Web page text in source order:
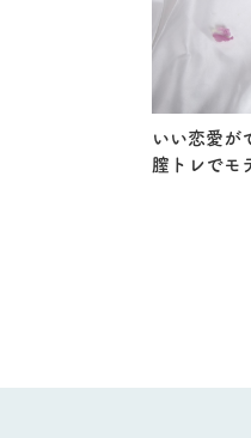
いい恋愛が
膣トレでモ